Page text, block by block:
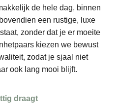
de hele dag, binnen
een rustige, luxe
zonder dat je er moeite
kiezen we bewust
zodat je sjaal niet
ook lang mooi blijft.
draagt